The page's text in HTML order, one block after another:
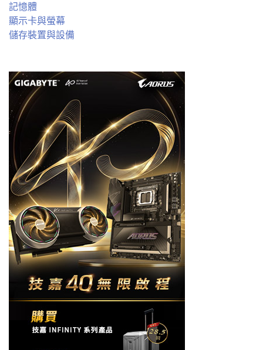
記憶體
顯示卡與螢幕
儲存裝置與設備